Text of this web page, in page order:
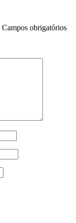
Campos obrigatórios